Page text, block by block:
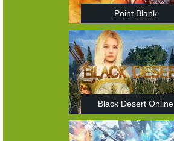
Point Blank
Black Desert Online